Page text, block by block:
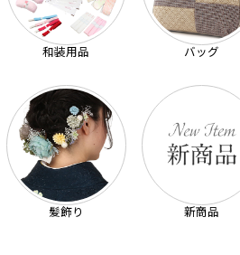
和装用品 バッグ
髪飾り 新商品